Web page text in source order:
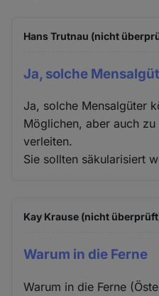
Hans Trutnau (nicht
Ja, solche
Ja, solche Mensalgüter
Möglichen, aber auch
verleiten.
Sie sollten säkularisiert
Kay Krause (nicht
Warum in die Ferne
Warum in die Ferne